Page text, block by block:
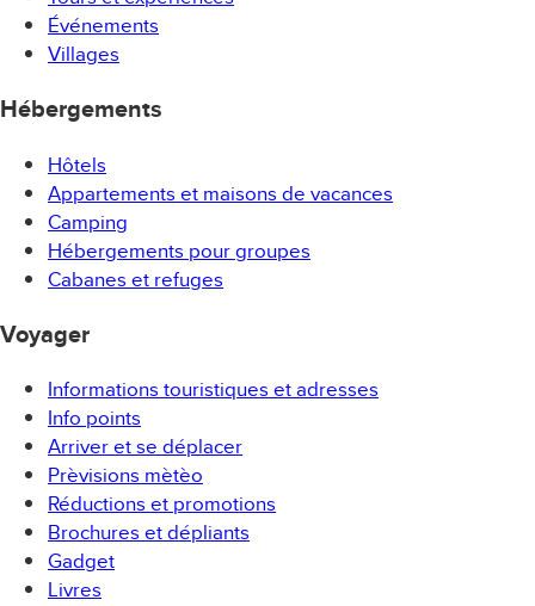
Durée : de 10h30 à 14h30.
Points de rencontre : 10h30 à la ferme.
Vêtements recommandés: vêtements (chauds en
automne) et des chaussures confortables, de la crème
solaire et un couvre-chef en été.
Événements
Villages
Hébergements
Hôtels
Appartements et maisons de vacances
Camping
Hébergements pour groupes
Cabanes et refuges
Voyager
Informations touristiques et adresses
Info points
Arriver et se déplacer
Prèvisions mètèo
Réductions et promotions
Brochures et dépliants
Gadget
Livres